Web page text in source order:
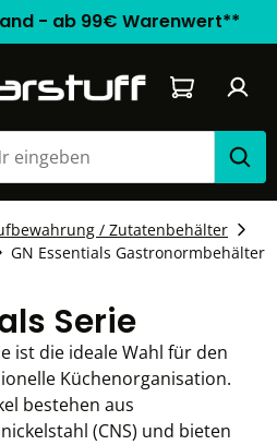
- ab 99€ Warenwert**
Warenkorb
/ Zutatenbehälter
GN Essentials Gastronormbehälter
Serie
ist die ideale Wahl für den
Küchenorganisation.
bestehen aus
(CNS) und bieten